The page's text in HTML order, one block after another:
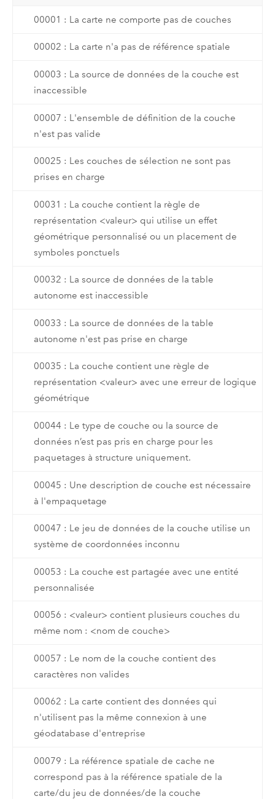
00001 : La carte ne comporte pas de couches
00002 : La carte n'a pas de référence spatiale
00003 : La source de données de la couche est
inaccessible
00007 : L'ensemble de définition de la couche
n'est pas valide
00025 : Les couches de sélection ne sont pas
prises en charge
00031 : La couche contient la règle de
représentation <valeur> qui utilise un effet
géométrique personnalisé ou un placement de
symboles ponctuels
00032 : La source de données de la table
autonome est inaccessible
00033 : La source de données de la table
autonome n'est pas prise en charge
00035 : La couche contient une règle de
représentation <valeur> avec une erreur de logique
géométrique
00044 : Le type de couche ou la source de
données n’est pas pris en charge pour les
paquetages à structure uniquement.
00045 : Une description de couche est nécessaire
à l'empaquetage
00047 : Le jeu de données de la couche utilise un
système de coordonnées inconnu
00053 : La couche est partagée avec une entité
personnalisée
00056 : <valeur> contient plusieurs couches du
même nom : <nom de couche>
00057 : Le nom de la couche contient des
caractères non valides
00062 : La carte contient des données qui
n'utilisent pas la même connexion à une
géodatabase d'entreprise
00079 : La référence spatiale de cache ne
correspond pas à la référence spatiale de la
carte/du jeu de données/de la couche